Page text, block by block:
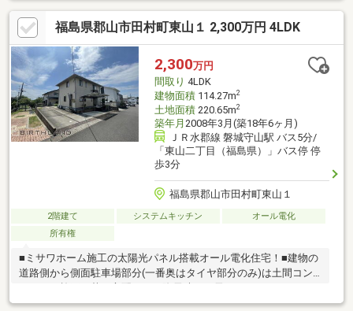
が徒歩圏内に揃い車がなくても暮らしやすい住環境◆周辺環境
◆・永盛小学校 1600ｍ 徒歩約20分・安積中学校 1500ｍ 徒
歩約19分◆弊社の強み◆経験豊富な弊社スタッフがご購入のサポ
ートを致しますLINEで問い合わせ→＠ｐｒｅｓｔｉｇｅ－ｈｎｅ
ｔでＩＤ検索
福島県郡山市田村町東山１ 2,300万円 4LDK
2,300万円
間取り 4LDK
建物面積114.27m2
土地面積220.65m2
築年月 2008年3月(築18年6ヶ月)
ＪＲ水郡線 磐城守山駅 バス5分/
「東山二丁目（福島県）」バス停 停
歩3分
福島県郡山市田村町東山１
2階建て システムキッチン
オール電化
所有権
■ミサワホーム施工の太陽光パネル搭載オール電化住宅！■建物の
道路側から側面駐車場部分(一番奥はタイヤ部分のみ)は土間コン
ポイント。玄関横の1台分のみカーポート有■自然と共和した大規